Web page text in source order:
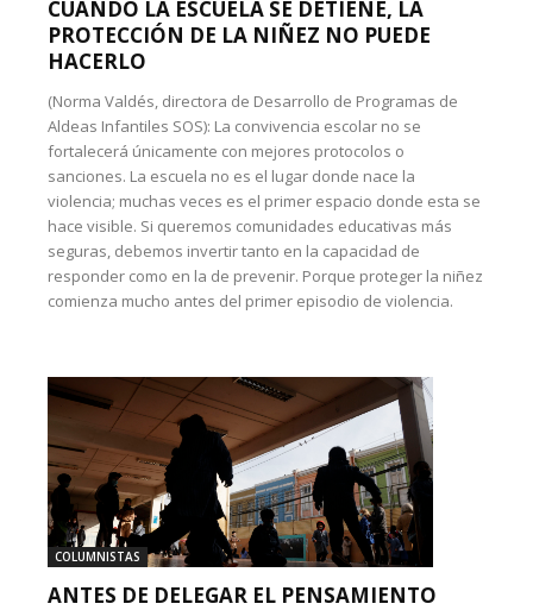
CUANDO LA ESCUELA SE DETIENE, LA
PROTECCIÓN DE LA NIÑEZ NO PUEDE
HACERLO
(Norma Valdés, directora de Desarrollo de Programas de
Aldeas Infantiles SOS): La convivencia escolar no se
fortalecerá únicamente con mejores protocolos o
sanciones. La escuela no es el lugar donde nace la
violencia; muchas veces es el primer espacio donde esta se
hace visible. Si queremos comunidades educativas más
seguras, debemos invertir tanto en la capacidad de
responder como en la de prevenir. Porque proteger la niñez
comienza mucho antes del primer episodio de violencia.
COLUMNISTAS
ANTES DE DELEGAR EL PENSAMIENTO